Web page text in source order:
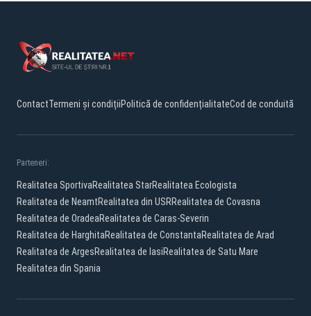
ContactTermeni și condițiiPolitică de confidențialitateCod de conduită
Parteneri:
Realitatea SportivaRealitatea StarRealitatea Ecologista
Realitatea de NeamtRealitatea din USRRealitatea de Covasna
Realitatea de OradeaRealitatea de Caras-Severin
Realitatea de HarghitaRealitatea de ConstantaRealitatea de Arad
Realitatea de ArgesRealitatea de IasiRealitatea de Satu Mare
Realitatea din Spania